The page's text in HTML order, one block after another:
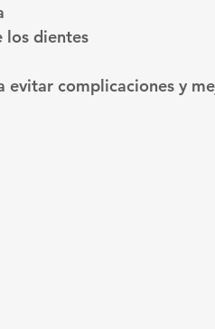
los dientes
evitar complicaciones y